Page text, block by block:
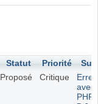
Statut Priorité
Proposé Critique
avec
PHP